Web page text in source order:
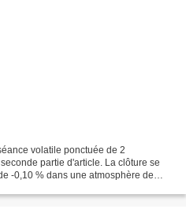
volatile ponctuée de 2
partie d'article. La clôture se
-0,10 % dans une atmosphère de